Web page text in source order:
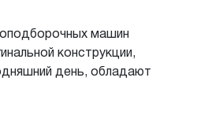
машин
конструкции,
день, обладают